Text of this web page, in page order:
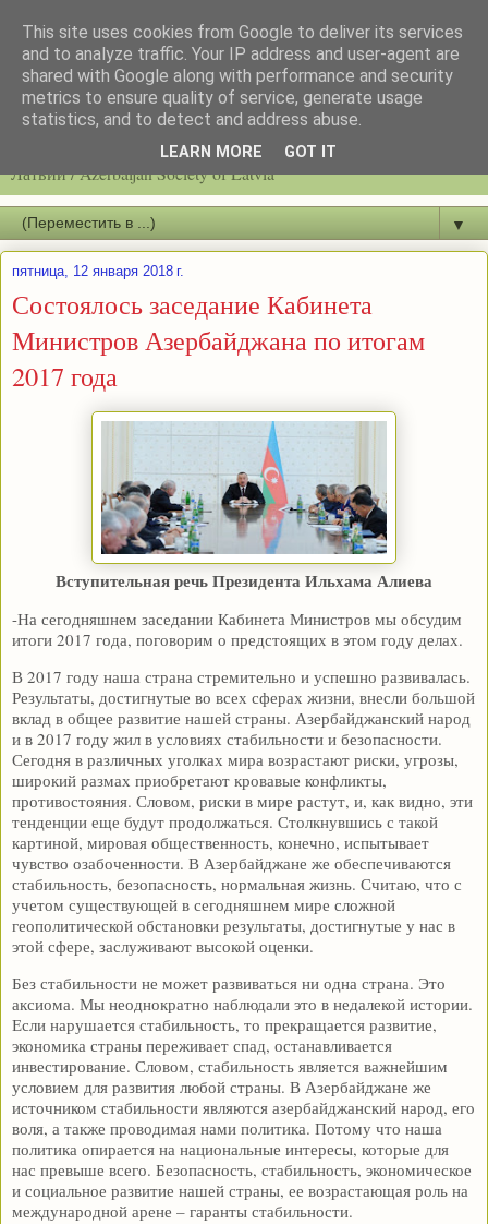
Latvijas azerbaidžāņu biedrību / Общество азербайджанцев
Латвии / Azerbaijan Society of Latvia
▼
пятница, 12 января 2018 г.
Состоялось заседание Кабинета
Министров Азербайджана по итогам
2017 года
Вступительная речь Президента Ильхама Алиева
-На сегодняшнем заседании Кабинета Министров мы обсудим
итоги 2017 года, поговорим о предстоящих в этом году делах.
В 2017 году наша страна стремительно и успешно развивалась.
Результаты, достигнутые во всех сферах жизни, внесли большой
вклад в общее развитие нашей страны. Азербайджанский народ
и в 2017 году жил в условиях стабильности и безопасности.
Сегодня в различных уголках мира возрастают риски, угрозы,
широкий размах приобретают кровавые конфликты,
противостояния. Словом, риски в мире растут, и, как видно, эти
тенденции еще будут продолжаться. Столкнувшись с такой
картиной, мировая общественность, конечно, испытывает
чувство озабоченности. В Азербайджане же обеспечиваются
стабильность, безопасность, нормальная жизнь. Считаю, что с
учетом существующей в сегодняшнем мире сложной
геополитической обстановки результаты, достигнутые у нас в
этой сфере, заслуживают высокой оценки.
Без стабильности не может развиваться ни одна страна. Это
аксиома. Мы неоднократно наблюдали это в недалекой истории.
Если нарушается стабильность, то прекращается развитие,
экономика страны переживает спад, останавливается
инвестирование. Словом, стабильность является важнейшим
условием для развития любой страны. В Азербайджане же
источником стабильности являются азербайджанский народ, его
воля, а также проводимая нами политика. Потому что наша
политика опирается на национальные интересы, которые для
нас превыше всего. Безопасность, стабильность, экономическое
и социальное развитие нашей страны, ее возрастающая роль на
международной арене – гаранты стабильности.
This site uses cookies from Google to deliver its services
and to analyze traffic. Your IP address and user-agent are
shared with Google along with performance and security
metrics to ensure quality of service, generate usage
statistics, and to detect and address abuse.
LEARN MORE GOT IT